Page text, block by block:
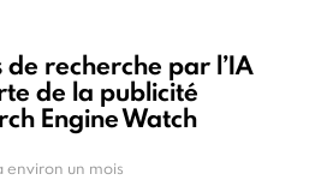
recherche par l’IA
de la publicité
Engine Watch
environ un mois